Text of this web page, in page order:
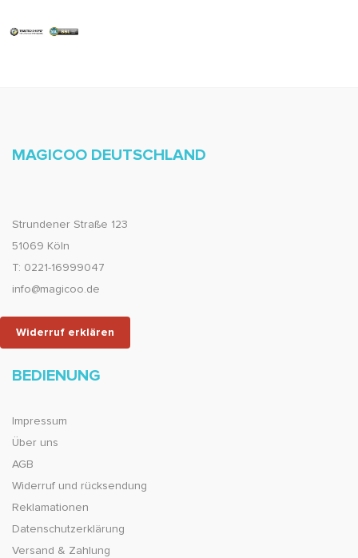
MAGICOO DEUTSCHLAND
Strundener Straße 123
51069 Köln
T: 0221-16999047
info@magicoo.de
Widerruf erklären
BEDIENUNG
Impressum
Über uns
AGB
Widerruf und rücksendung
Reklamationen
Datenschutzerklärung
Versand & Zahlung